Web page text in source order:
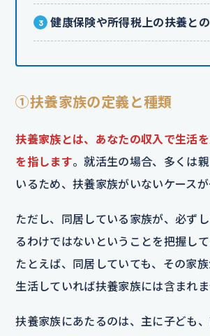
健康保険や所得税上の扶養と
①扶養家族の定義と種類
扶養家族とは、あなたの収入で生活
を指します。就活生の場合、多くは
いるため、扶養家族がいないケースが
ただし、同居している家族が、必ず
るわけではないということを把握して
たとえば、同居していても、その家
生活していれば扶養家族には含まれま
扶養家族にあたるのは、主に子ども